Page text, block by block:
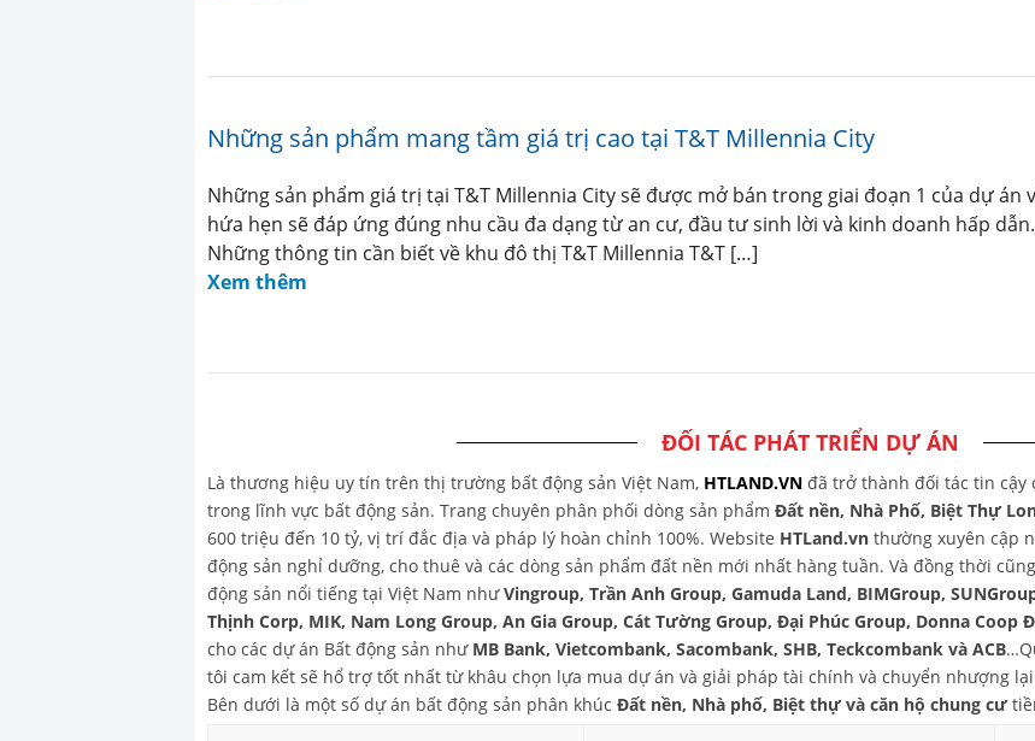
Những sản phẩm mang tầm giá trị cao tại T&T Millennia City
Những sản phẩm giá trị tại T&T Millennia City sẽ được mở bán trong giai đoạn 1 của dự án
hứa hẹn sẽ đáp ứng đúng nhu cầu đa dạng từ an cư, đầu tư sinh lời và kinh doanh hấp dẫn.
Những thông tin cần biết về khu đô thị T&T Millennia T&T […]
Xem thêm
ĐỐI TÁC PHÁT TRIỂN DỰ ÁN
Là thương hiệu uy tín trên thị trường bất động sản Việt Nam, HTLAND.VN đã trở thành đối tác tin cậy
trong lĩnh vực bất động sản. Trang chuyên phân phối dòng sản phẩm Đất nền, Nhà Phố, Biệt Thự
600 triệu đến 10 tỷ, vị trí đắc địa và pháp lý hoàn chỉnh 100%. Website HTLand.vn thường xuyên cập
động sản nghỉ dưỡng, cho thuê và các dòng sản phẩm đất nền mới nhất hàng tuần. Và đồng thời
động sản nổi tiếng tại Việt Nam nhưVingroup, Trần Anh Group, Gamuda Land, BIMGroup,
Thịnh Corp, MIK, Nam Long Group, An Gia Group, Cát Tường Group, Đại Phúc Group, Donna Coop
cho các dự án Bất động sản như MB Bank, Vietcombank, Sacombank, SHB, Teckcombank và ACB
tôi cam kết sẽ hổ trợ tốt nhất từ khâu chọn lựa mua dự án và giải pháp tài chính và chuyển nhượng
Bên dưới là một số dự án bất động sản phân khúc Đất nền, Nhà phố, Biệt thự và căn hộ chung cư